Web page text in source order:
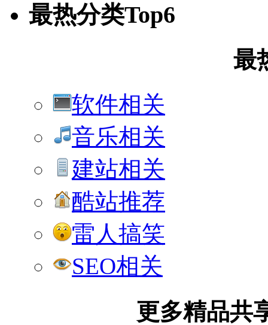
最热分类Top6
最
软件相关
音乐相关
建站相关
酷站推荐
雷人搞笑
SEO相关
更多精品共